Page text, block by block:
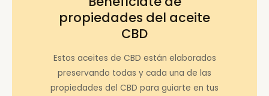
propiedades del aceite
CBD
Estos aceites de CBD están elaborados
preservando todas y cada una de las
propiedades del CBD para guiarte en tus